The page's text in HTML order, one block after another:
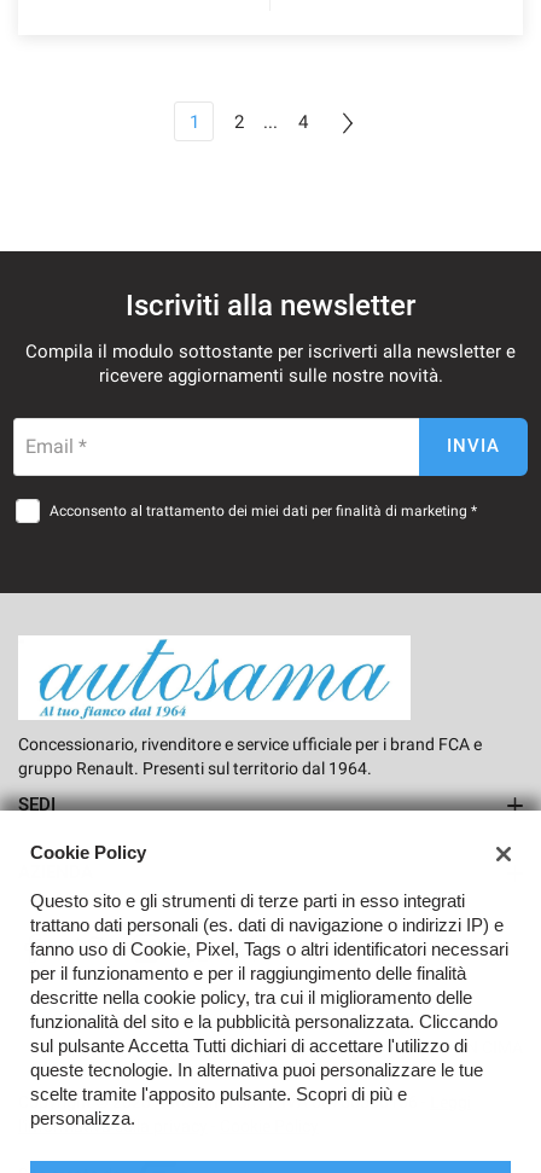
1 2 ... 4
Iscriviti alla newsletter
Compila il modulo sottostante per iscriverti alla newsletter e
ricevere aggiornamenti sulle nostre novità.
Email * INVIA
Acconsento al trattamento dei miei dati per finalità di marketing *
Concessionario, rivenditore e service ufficiale per i brand FCA e
gruppo Renault. Presenti sul territorio dal 1964.
SEDI
Azienda
Contatti
TORNA IN CIMA
Copyright © 2026 Autosama Srl - P.IVA 00766550156 -
l'informativa sulla privacy
Cookie Policy
Questo sito e gli strumenti di terze parti in esso integrati
trattano dati personali (es. dati di navigazione o indirizzi IP) e
fanno uso di Cookie, Pixel, Tags o altri identificatori necessari
per il funzionamento e per il raggiungimento delle finalità
descritte nella cookie policy, tra cui il miglioramento delle
funzionalità del sito e la pubblicità personalizzata. Cliccando
sul pulsante Accetta Tutti dichiari di accettare l'utilizzo di
queste tecnologie. In alternativa puoi personalizzare le tue
scelte tramite l'apposito pulsante. Scopri di più e
personalizza.